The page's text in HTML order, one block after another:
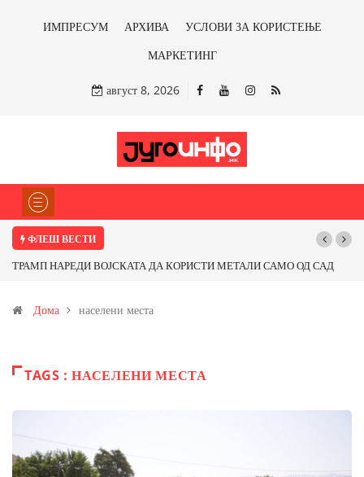
ИМПРЕСУМ АРХИВА
УСЛОВИ ЗА КОРИСТЕЊЕ
МАРКЕТИНГ
август 8, 2026
ФЛЕШ ВЕСТИ
Почнува реконструкцијата на улицата „5-ти Ноември“ во Струмица
Дома населени места
TAGS : НАСЕЛЕНИ МЕСТА